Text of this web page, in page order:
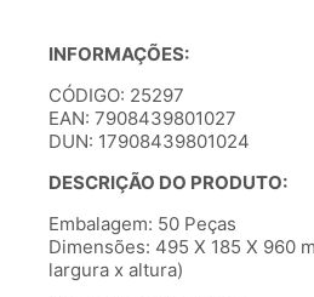
INFORMAÇÕES:
CÓDIGO: 25297
EAN: 7908439801027
DUN: 17908439801024
DESCRIÇÃO DO PRODUTO:
Embalagem: 50 Peças
Dimensões: 495 X 185 X 960
largura x altura)